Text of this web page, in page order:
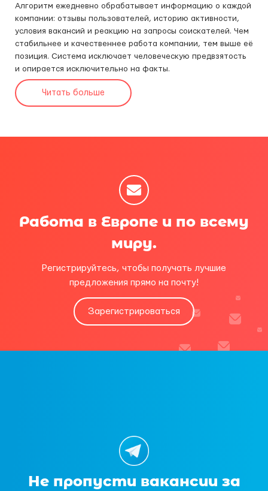
Алгоритм ежедневно обрабатывает информацию о каждой
компании: отзывы пользователей, историю активности,
условия вакансий и реакцию на запросы соискателей. Чем
стабильнее и качественнее работа компании, тем выше её
позиция. Система исключает человеческую предвзятость
и опирается исключительно на факты.
Читать больше
Работа в Европе и по всему
миру.
Регистрируйтесь, чтобы получать лучшие
предложения прямо на почту!
Зарегистрироваться
Не пропусти вакансии за